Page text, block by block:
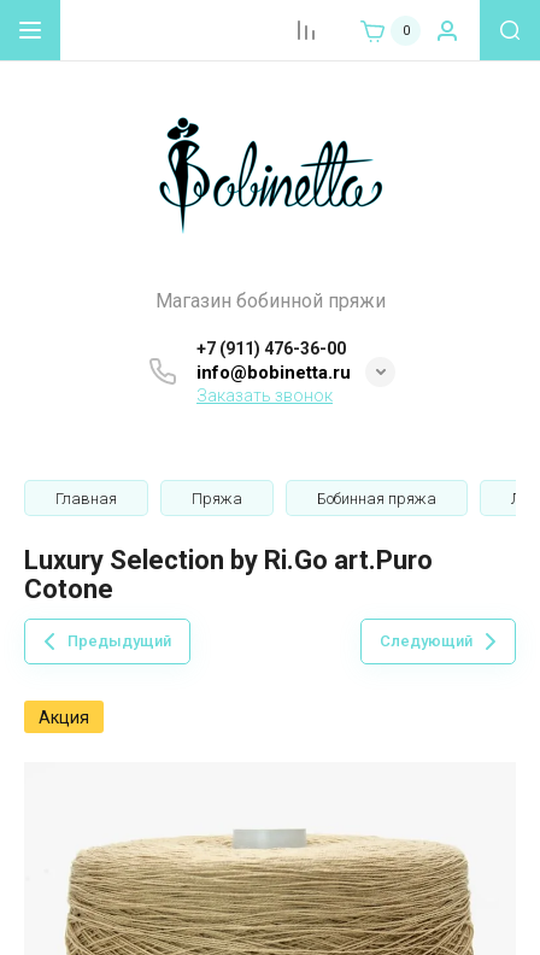
0
Магазин бобинной пряжи
+7 (911) 476-36-00
info@bobinetta.ru
Заказать звонок
Главная Пряжа Бобинная пряжа
Luxury Selection by Ri.Go art.Puro
Cotone
Предыдущий Следующий
Акция